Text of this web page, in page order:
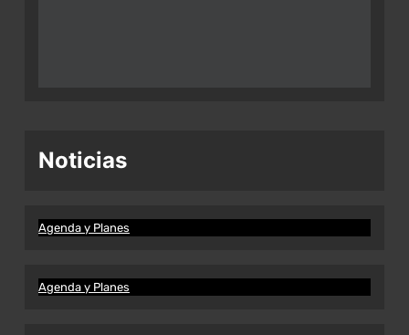
Noticias
Agenda y Planes
Agenda y Planes